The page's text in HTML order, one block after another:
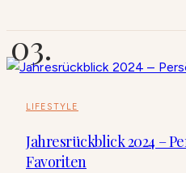
LIFESTYLE
Jahresrückblick 2024 –
Favoriten